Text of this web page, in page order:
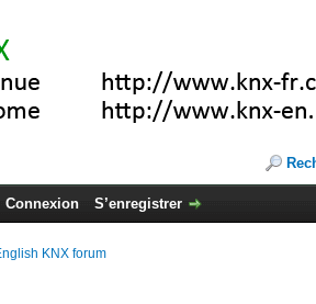
Connexion S’enregistrer
KNX forum